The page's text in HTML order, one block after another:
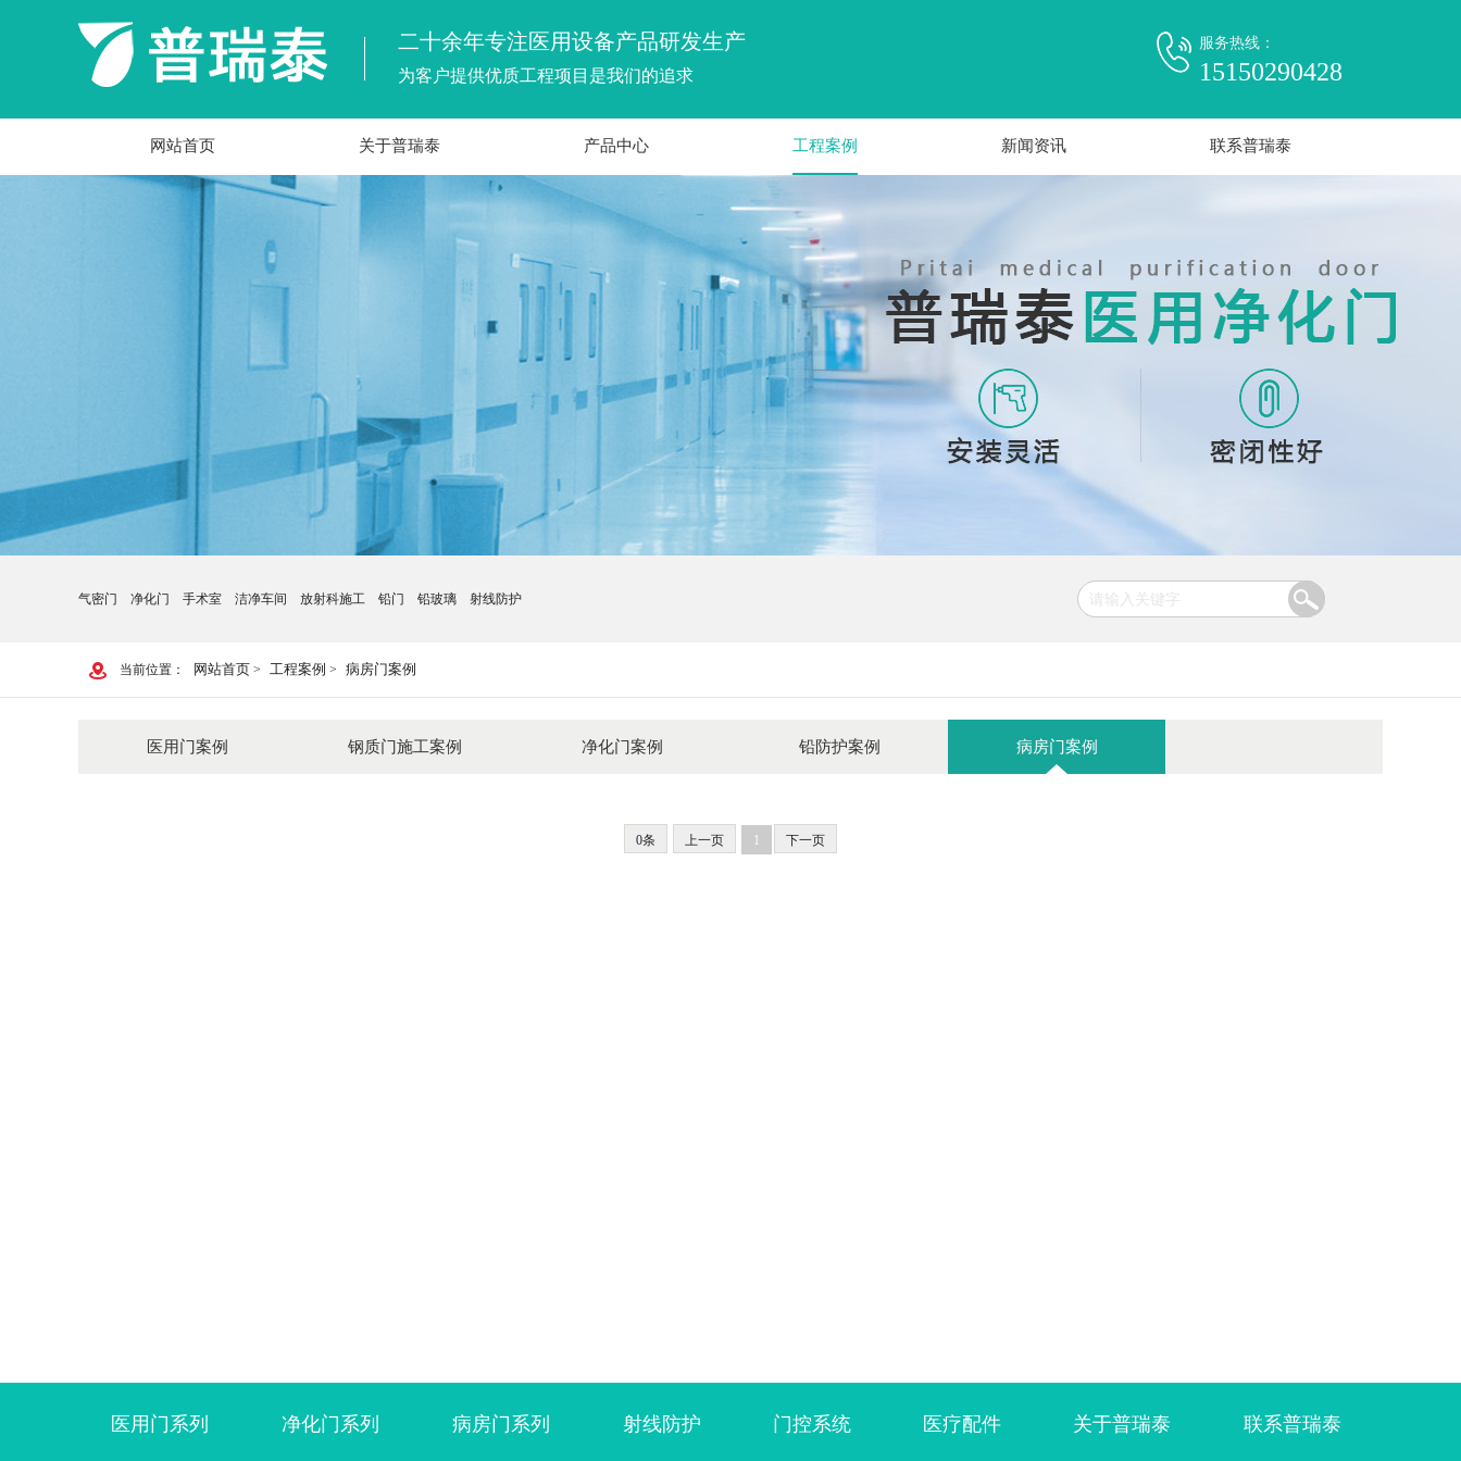
二十余年专注医用设备产品研发生产
为客户提供优质工程项目是我们的追求
服务热线：
15150290428
网站首页 关于普瑞泰 产品中心
医用门系列
病房门系列
医疗配件
工程案例
钢质门施工案例
净化门案例
铅防护案例
新闻资讯
媒体报道
联系普瑞泰
气密门 净化门 手术室 洁净车间 放射科施工 铅门 铅玻璃 射线防护
当前位置： 网站首页 > 工程案例 > 病房门案例
医用门案例 钢质门施工案例 净化门案例 铅防护案例 病房门案例
0条 上一页 1 下一页
医用门系列 净化门系列 病房门系列 射线防护 门控系统 医疗配件 关于普瑞泰 联系普瑞泰